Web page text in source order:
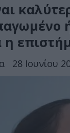
η
28 Ιουνίου